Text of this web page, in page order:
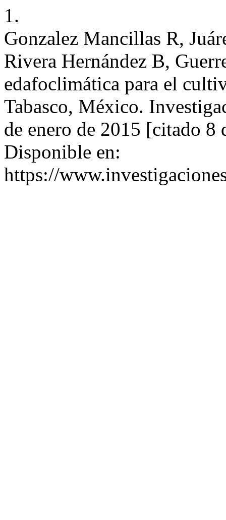
1.
Gonzalez Mancillas R,
Rivera Hernández B,
edafoclimática para el
Tabasco, México.
de enero de 2015 [citado 8
Disponible en:
https://